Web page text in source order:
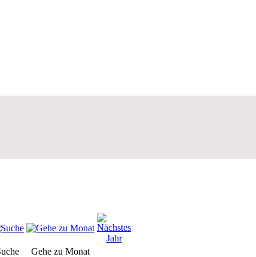
Gehe zu Monat